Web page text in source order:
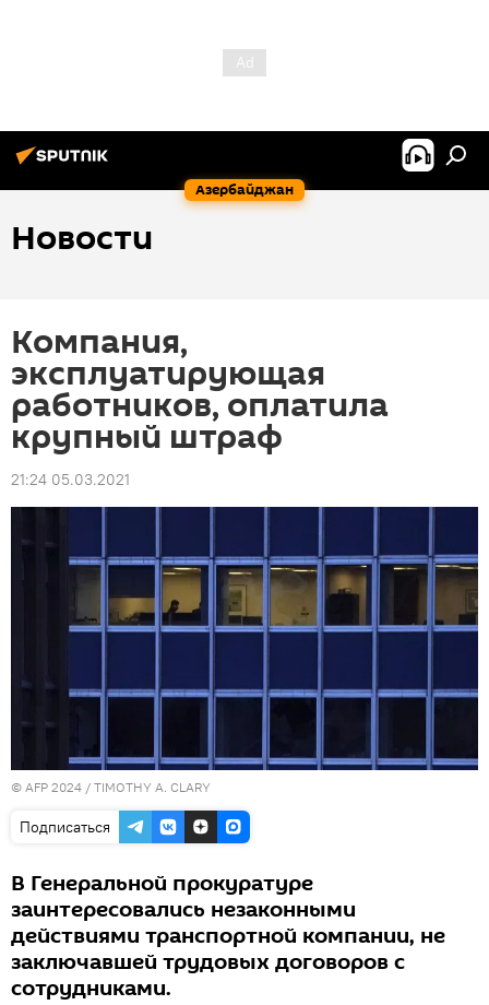
Азербайджан
Новости
Компания,
эксплуатирующая
работников, оплатила
крупный штраф
21:24 05.03.2021
© AFP 2024 / TIMOTHY A. CLARY
Подписаться
В Генеральной прокуратуре
заинтересовались незаконными
действиями транспортной компании, не
заключавшей трудовых договоров с
сотрудниками.